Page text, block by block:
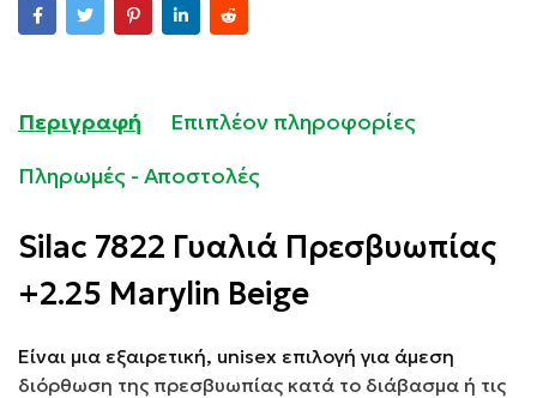
Περιγραφή
Επιπλέον πληροφορίες
Πληρωμές - Αποστολές
Silac 7822 Γυαλιά Πρεσβυωπίας
+2.25 Marylin Beige
Eίναι μια εξαιρετική, unisex επιλογή για άμεση
διόρθωση της πρεσβυωπίας κατά το διάβασμα ή τις